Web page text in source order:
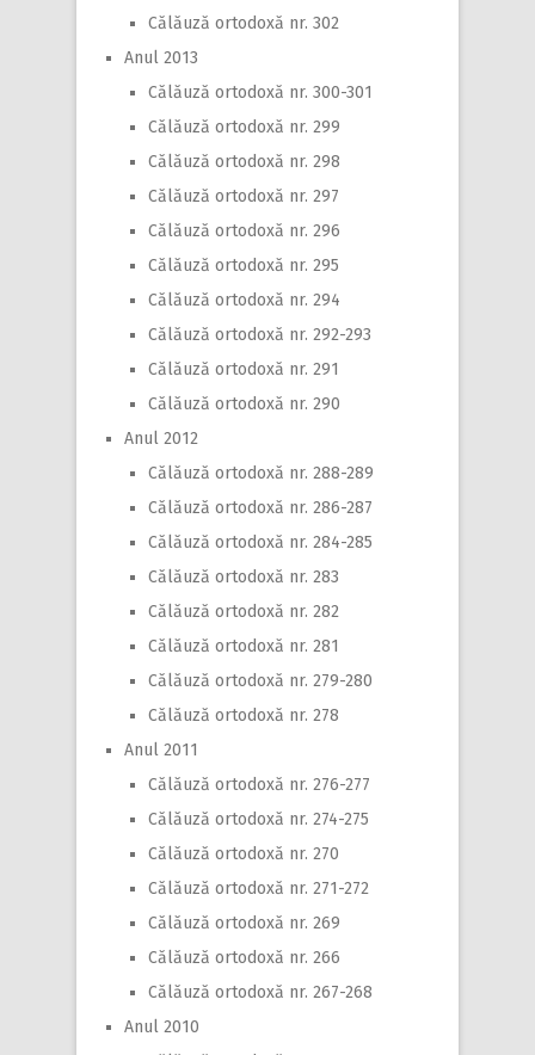
Călăuză ortodoxă nr. 302
Anul 2013
Călăuză ortodoxă nr. 300-301
Călăuză ortodoxă nr. 299
Călăuză ortodoxă nr. 298
Călăuză ortodoxă nr. 297
Călăuză ortodoxă nr. 296
Călăuză ortodoxă nr. 295
Călăuză ortodoxă nr. 294
Călăuză ortodoxă nr. 292-293
Călăuză ortodoxă nr. 291
Călăuză ortodoxă nr. 290
Anul 2012
Călăuză ortodoxă nr. 288-289
Călăuză ortodoxă nr. 286-287
Călăuză ortodoxă nr. 284-285
Călăuză ortodoxă nr. 283
Călăuză ortodoxă nr. 282
Călăuză ortodoxă nr. 281
Călăuză ortodoxă nr. 279-280
Călăuză ortodoxă nr. 278
Anul 2011
Călăuză ortodoxă nr. 276-277
Călăuză ortodoxă nr. 274-275
Călăuză ortodoxă nr. 270
Călăuză ortodoxă nr. 271-272
Călăuză ortodoxă nr. 269
Călăuză ortodoxă nr. 266
Călăuză ortodoxă nr. 267-268
Anul 2010